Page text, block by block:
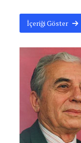
İçeriği Göster